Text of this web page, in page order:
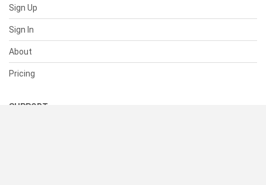
Sign Up
Sign In
About
Pricing
SUPPORT